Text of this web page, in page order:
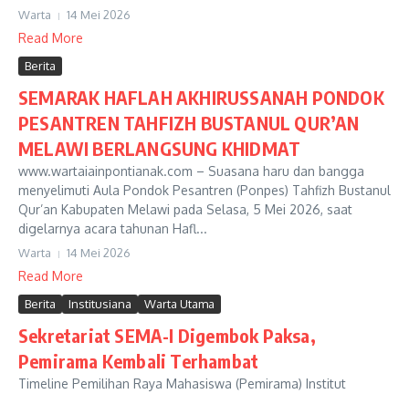
Warta 14 Mei 2026
Read More
Berita
SEMARAK HAFLAH AKHIRUSSANAH PONDOK
PESANTREN TAHFIZH BUSTANUL QUR’AN
MELAWI BERLANGSUNG KHIDMAT
www.wartaiainpontianak.com – Suasana haru dan bangga
menyelimuti Aula Pondok Pesantren (Ponpes) Tahfizh Bustanul
Qur’an Kabupaten Melawi pada Selasa, 5 Mei 2026, saat
digelarnya acara tahunan Hafl...
Warta 14 Mei 2026
Read More
Berita Institusiana Warta Utama
Sekretariat SEMA-I Digembok Paksa,
Pemirama Kembali Terhambat
Timeline Pemilihan Raya Mahasiswa (Pemirama) Institut